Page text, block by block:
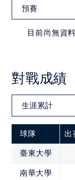
目前尚無資
對戰成績
球隊 出
臺東大學
南華大學